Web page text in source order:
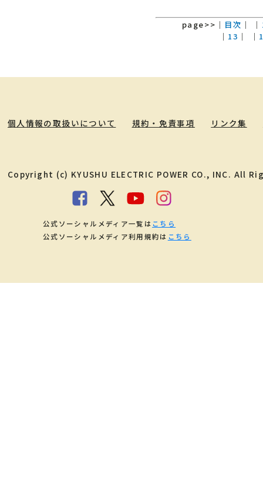
page>> ｜ 目次 ｜ ｜
｜ 13 ｜ ｜
個人情報の取扱いについて 規約・免責事項 リンク集
Copyright (c) KYUSHU ELECTRIC POWER CO., INC. All
公式ソーシャルメディア一覧は こちら
公式ソーシャルメディア利用規約は こちら